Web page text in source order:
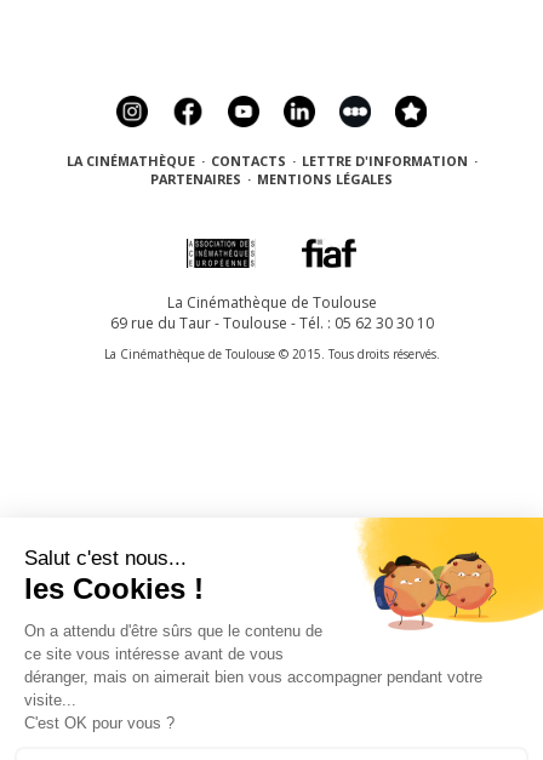
LA CINÉMATHÈQUE · CONTACTS · LETTRE D'INFORMATION ·
PARTENAIRES · MENTIONS LÉGALES
La Cinémathèque de Toulouse
69 rue du Taur - Toulouse - Tél. : 05 62 30 30 10
La Cinémathèque de Toulouse © 2015. Tous droits réservés.